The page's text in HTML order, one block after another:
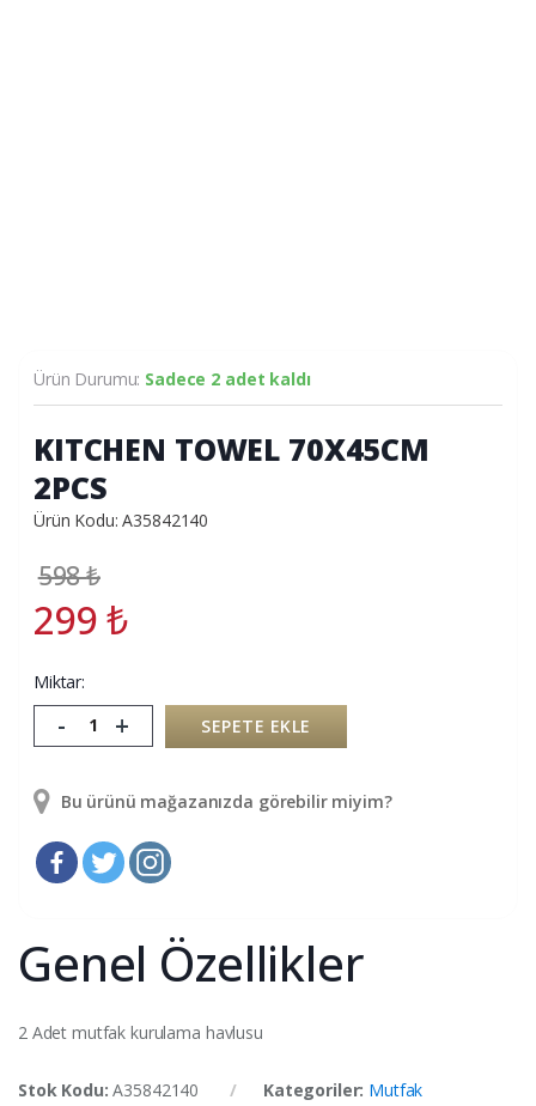
Ürün Durumu: Sadece 2 adet kaldı
KITCHEN TOWEL 70X45CM
2PCS
Ürün Kodu: A35842140
598₺
299₺
Miktar:
- + SEPETE EKLE
Bu ürünü mağazanızda görebilir miyim?
Genel Özellikler
2 Adet mutfak kurulama havlusu
Stok Kodu:A35842140 Kategoriler: Mutfak